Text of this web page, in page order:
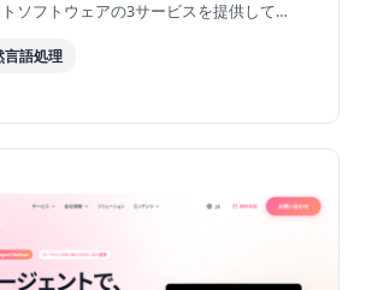
ソフトウェアの3サービスを提供して
言語処理